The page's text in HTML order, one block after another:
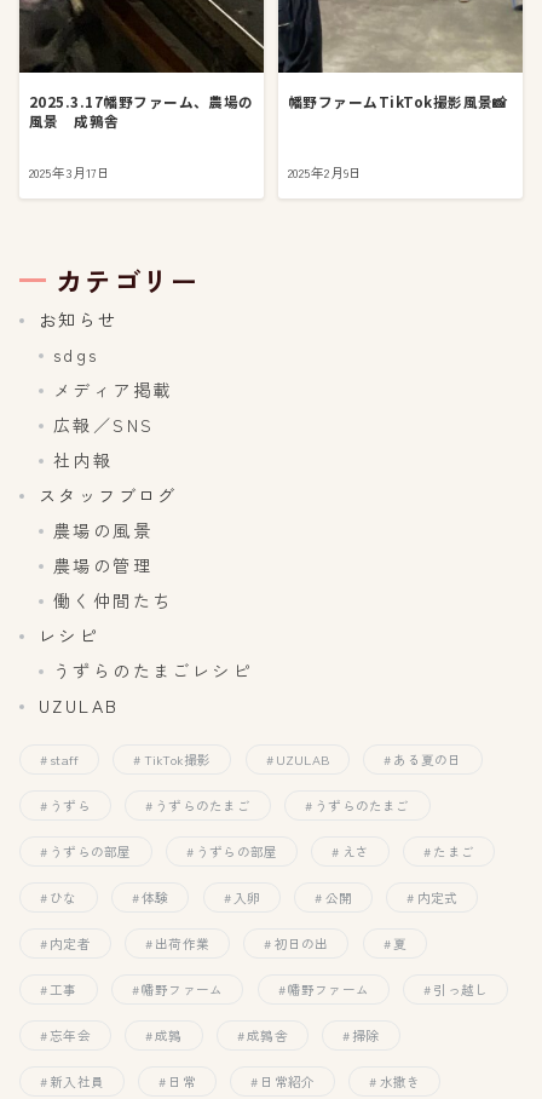
2025.3.17幡野ファーム、農場の
風景 成鶉舎
2025年3月17日
幡野ファームTikTok撮影風景📸
2025年2月9日
カテゴリー
お知らせ
sdgs
メディア掲載
広報／SNS
社内報
スタッフブログ
農場の風景
農場の管理
働く仲間たち
レシピ
うずらのたまごレシピ
UZULAB
staff TikTok撮影 UZULAB ある夏の日
うずら うずらのたまご うずらのたまご
うずらの部屋 うずらの部屋 えさ たまご
ひな 体験 入卵 公開 内定式
内定者 出荷作業 初日の出 夏
工事 幡野ファーム 幡野ファーム 引っ越し
忘年会 成鶉 成鶉舎 掃除
新入社員 日常 日常紹介 水撒き